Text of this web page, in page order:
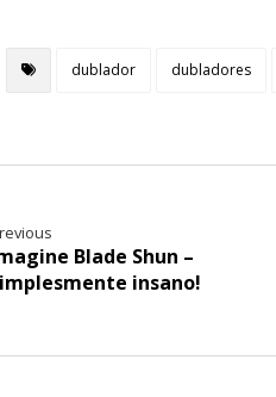
dublador dubladores
Blade Shun –
insano!